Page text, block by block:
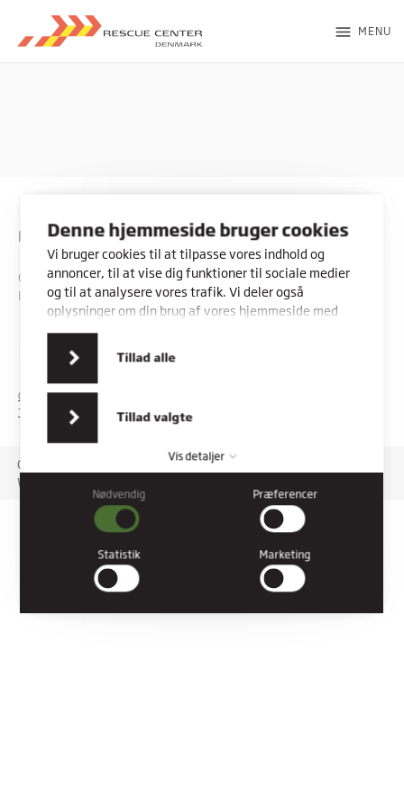
Denne hjemmeside bruger cookies
Vi bruger cookies til at tilpasse vores indhold og
annoncer, til at vise dig funktioner til sociale medier
og til at analysere vores trafik. Vi deler også
oplysninger om din brug af vores hjemmeside med
vores partnere inden for sociale medier,
annonceringspartnere og analysepartnere. Vores
partnere kan kombinere disse data med andre
oplysninger, du har givet dem, eller som de har
Tillad valgte
Tillad alle
Vis detaljer
Nødvendig
Nødvendige cookies hjælper med at gøre en hjemmeside
brugbar ved at aktivere grundlæggende funktioner såsom
side-navigation og adgang til sikre områder af hjemmesiden.
Hjemmesiden kan ikke fungere ordentligt uden disse cookies.
Nødvendig Præferencer
Statistik Marketing
menu MENU
Rybners - Rescue Center
CVR: 45357716
EAN: 5798000553842
Kontakt os
COOKIES
PRIVATLIVSPOLITIK
TILGÆNGELIGHEDSERKLÆRING
Copyright © 2026 Rybners. All rights reserved.
Website: Co3